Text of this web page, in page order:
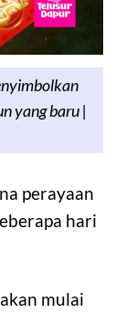
yang baru |
perayaan
hari
mulai